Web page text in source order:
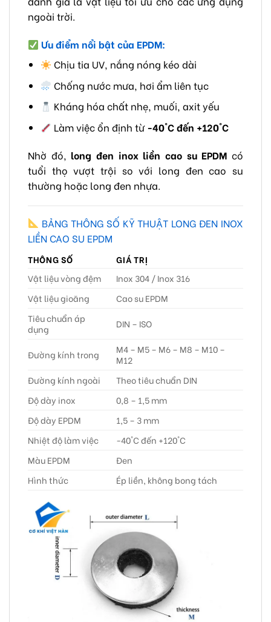
ngoài trời.
Ưu điểm nổi bật của EPDM:
Chịu tia UV, nắng nóng kéo dài
Chống nước mưa, hơi ẩm liên tục
Kháng hóa chất nhẹ, muối, axit yếu
Làm việc ổn định từ-40°C đến +120°C
Nhờ đó, long đen inox liền cao su EPDM có
tuổi thọ vượt trội so với long đen cao su
thường hoặc long đen nhựa.
BẢNG THÔNG SỐ KỸ THUẬT LONG ĐEN INOX
LIỀN CAO SU EPDM
THÔNG SỐ
GIÁ TRỊ
Vật liệu vòng đệm
Inox 304 / Inox 316
Vật liệu gioăng
Cao su EPDM
Tiêu chuẩn áp
dụng
DIN – ISO
Đường kính trong
M4 – M5 – M6 – M8 – M10 –
M12
Đường kính ngoài
Theo tiêu chuẩn DIN
Độ dày inox
0,8 – 1,5 mm
Độ dày EPDM
1,5 – 3 mm
Nhiệt độ làm việc
-40°C đến +120°C
Màu EPDM
Đen
Hình thức
Ép liền, không bong tách